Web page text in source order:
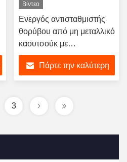
Βίντεο
Ενεργός αντισταθμιστής
θορύβου από μη μεταλλικό
καουτσούκ με
πιστοποίηση CO
Πάρτε την καλύτερη
3